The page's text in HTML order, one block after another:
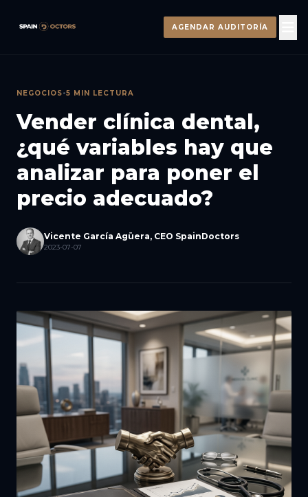
AGENDAR AUDITORÍA
NEGOCIOS•5 MIN LECTURA
Vender clínica dental,
¿qué variables hay que
analizar para poner el
precio adecuado?
Vicente García Agüera, CEO SpainDoctors
2023-07-07